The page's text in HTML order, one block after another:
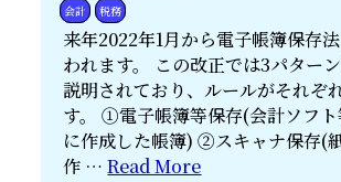
会計 税務
来年2022年1月から電子帳簿保存
われます。 この改正では3パター
説明されており、ルールがそれぞ
す。 ①電子帳簿等保存(会計ソフ
に作成した帳簿) ②スキャナ保存(
作 …Read More